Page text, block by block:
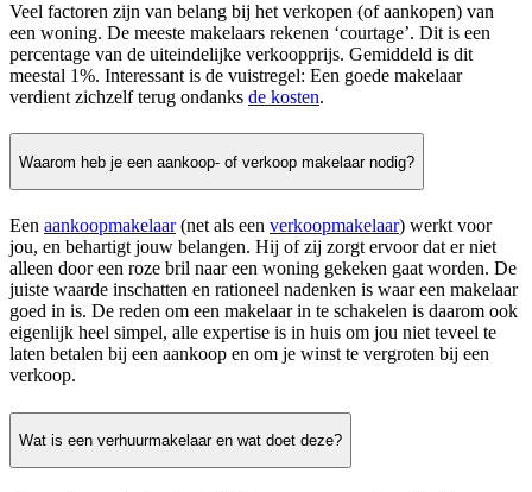
Veel factoren zijn van belang bij het verkopen (of aankopen) van
een woning. De meeste makelaars rekenen ‘courtage’. Dit is een
percentage van de uiteindelijke verkoopprijs. Gemiddeld is dit
meestal 1%. Interessant is de vuistregel: Een goede makelaar
verdient zichzelf terug ondanks de kosten.
Waarom heb je een aankoop- of verkoop makelaar nodig?
Een aankoopmakelaar(net als een verkoopmakelaar) werkt voor
jou, en behartigt jouw belangen. Hij of zij zorgt ervoor dat er niet
alleen door een roze bril naar een woning gekeken gaat worden. De
juiste waarde inschatten en rationeel nadenken is waar een makelaar
goed in is. De reden om een makelaar in te schakelen is daarom ook
eigenlijk heel simpel, alle expertise is in huis om jou niet teveel te
laten betalen bij een aankoop en om je winst te vergroten bij een
verkoop.
Wat is een verhuurmakelaar en wat doet deze?